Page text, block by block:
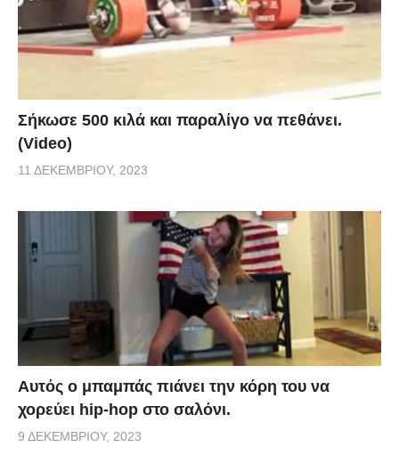
Σήκωσε 500 κιλά και παραλίγο να πεθάνει.
(Video)
11 ΔΕΚΕΜΒΡΊΟΥ, 2023
Αυτός ο μπαμπάς πιάνει την κόρη του να
χορεύει hip-hop στο σαλόνι.
9 ΔΕΚΕΜΒΡΊΟΥ, 2023